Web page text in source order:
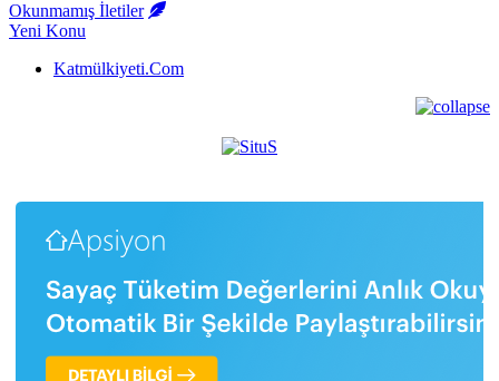
Okunmamış İletiler
Yeni Konu
Katmülkiyeti.Com